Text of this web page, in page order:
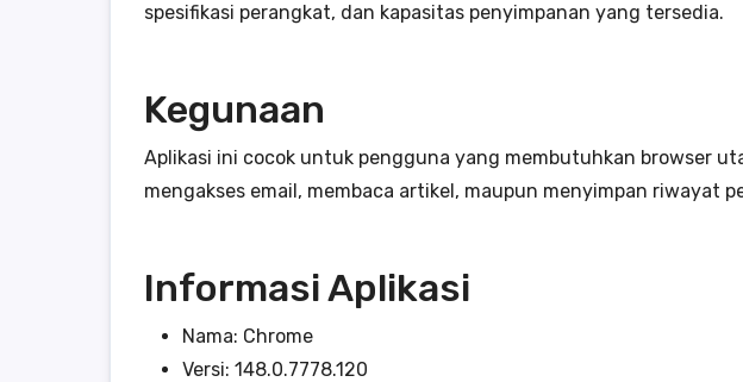
spesifikasi perangkat, dan kapasitas penyimpanan yang tersedia.
Kegunaan
Aplikasi ini cocok untuk pengguna yang membutuhkan browser
mengakses email, membaca artikel, maupun menyimpan riwayat
Informasi Aplikasi
Nama: Chrome
Versi: 148.0.7778.120